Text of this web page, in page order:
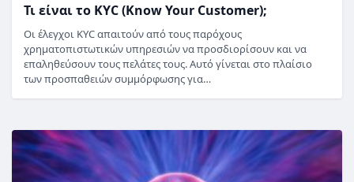
Τι είναι το KYC (Know Your Customer);
Οι έλεγχοι KYC απαιτούν από τους παρόχους
χρηματοπιστωτικών υπηρεσιών να προσδιορίσουν και να
επαληθεύσουν τους πελάτες τους. Αυτό γίνεται στο πλαίσιο
των προσπαθειών συμμόρφωσης για…